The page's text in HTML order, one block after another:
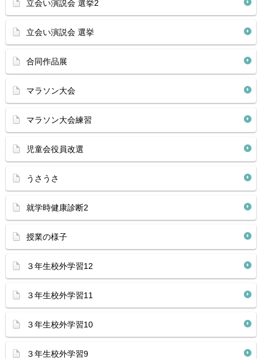
立会い演説会 選挙2
立会い演説会 選挙
合同作品展
マラソン大会
マラソン大会練習
児童会役員改選
うさうさ
就学時健康診断2
授業の様子
３年生校外学習12
３年生校外学習11
３年生校外学習10
３年生校外学習9